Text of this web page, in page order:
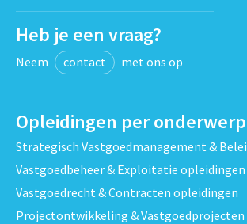
Heb je een vraag?
Neem contact met ons op
Opleidingen per onderwerp
Strategisch Vastgoedmanagement &
Vastgoedbeheer & Exploitatie opleidingen
Vastgoedrecht & Contracten opleidingen
Projectontwikkeling &